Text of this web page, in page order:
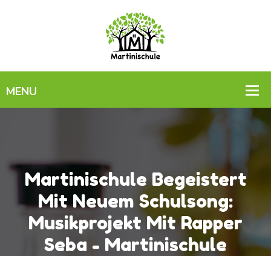
Martinischule Begeistert
Mit Neuem Schulsong:
Musikprojekt Mit Rapper
Seba - Martinischule